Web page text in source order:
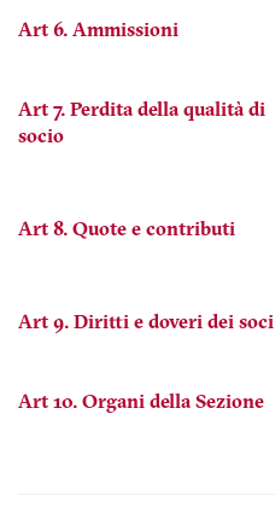
Art 6. Ammissioni
Art 7. Perdita della qualità di
socio
Art 8. Quote e contributi
Art 9. Diritti e doveri dei soci
Art 10. Organi della Sezione